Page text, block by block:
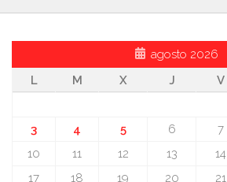
agosto 2026
L
M X J V
3
4 5 6 7
10
11 12 13 14
17
18 19 20 21